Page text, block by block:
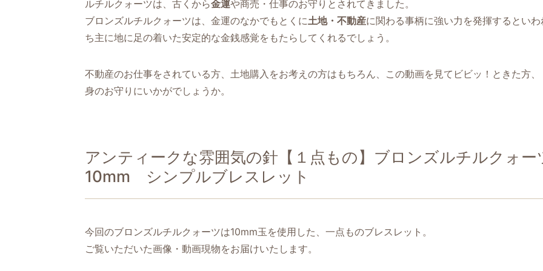
ルチルクォーツは、古くから金運や商売・仕事のお守りとされてきました。
ブロンズルチルクォーツは、金運のなかでもとくに土地・不動産に関わる事柄に強い力を発揮するとい
ち主に地に足の着いた安定的な金銭感覚をもたらしてくれるでしょう。
不動産のお仕事をされている方、土地購入をお考えの方はもちろん、この動画を見てビビッ！ときた方、
身のお守りにいかがでしょうか。
アンティークな雰囲気の針【１点もの】ブロンズルチルクォー
10mm シンプルブレスレット
今回のブロンズルチルクォーツは10mm玉を使用した、一点ものブレスレット。
ご覧いただいた画像・動画現物をお届けいたします。